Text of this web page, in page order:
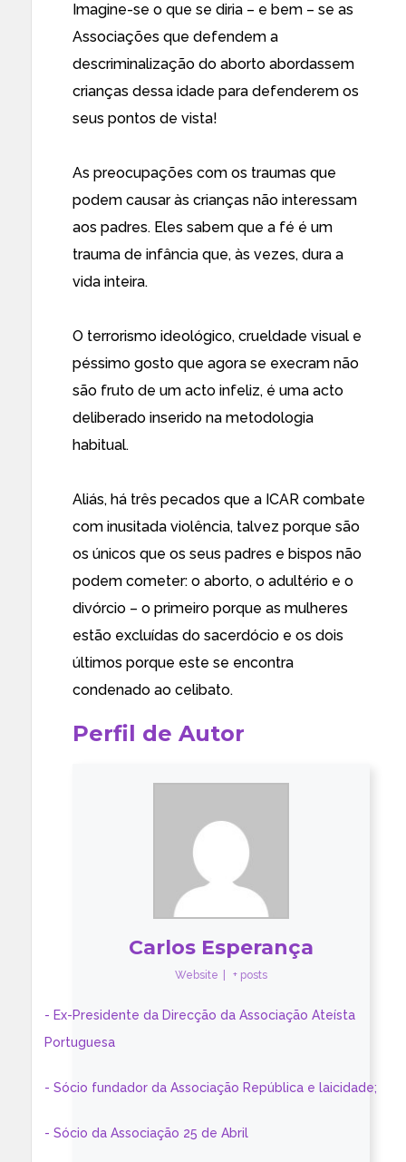
Imagine-se o que se diria – e bem – se as
Associações que defendem a
descriminalização do aborto abordassem
crianças dessa idade para defenderem os
seus pontos de vista!
As preocupações com os traumas que
podem causar às crianças não interessam
aos padres. Eles sabem que a fé é um
trauma de infância que, às vezes, dura a
vida inteira.
O terrorismo ideológico, crueldade visual e
péssimo gosto que agora se execram não
são fruto de um acto infeliz, é uma acto
deliberado inserido na metodologia
habitual.
Aliás, há três pecados que a ICAR combate
com inusitada violência, talvez porque são
os únicos que os seus padres e bispos não
podem cometer: o aborto, o adultério e o
divórcio – o primeiro porque as mulheres
estão excluídas do sacerdócio e os dois
últimos porque este se encontra
condenado ao celibato.
Perfil de Autor
Carlos Esperança
Website + posts
- Ex-Presidente da Direcção da Associação Ateísta
Portuguesa
- Sócio fundador da Associação República e laicidade;
- Sócio da Associação 25 de Abril